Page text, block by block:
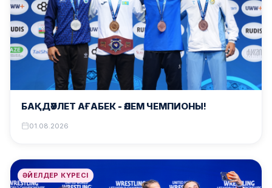
БАҚДӘУЛЕТ АҒАБЕК – ӘЛЕМ ЧЕМПИОНЫ!
01.08.2026
ӘЙЕЛДЕР КҮРЕСІ